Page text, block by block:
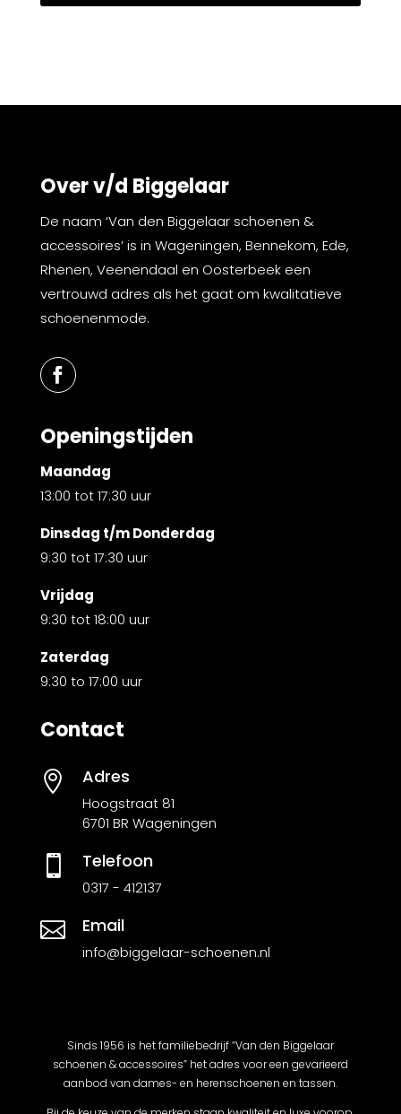
Over v/d Biggelaar
De naam ‘Van den Biggelaar schoenen &
accessoires’ is in Wageningen, Bennekom, Ede,
Rhenen, Veenendaal en Oosterbeek een
vertrouwd adres als het gaat om kwalitatieve
schoenenmode.
Openingstijden
Maandag
13:00 tot 17:30 uur
Dinsdag t/m Donderdag
9:30 tot 17:30 uur
Vrijdag
9:30 tot 18:00 uur
Zaterdag
9:30 to 17:00 uur
Contact
 Adres
Hoogstraat 81
6701 BR Wageningen
 Telefoon
0317 - 412137
 Email
info@biggelaar-schoenen.nl
Sinds 1956 is het familiebedrijf “Van den Biggelaar
schoenen & accessoires” het adres voor een gevarieerd
aanbod van dames- en herenschoenen en tassen.